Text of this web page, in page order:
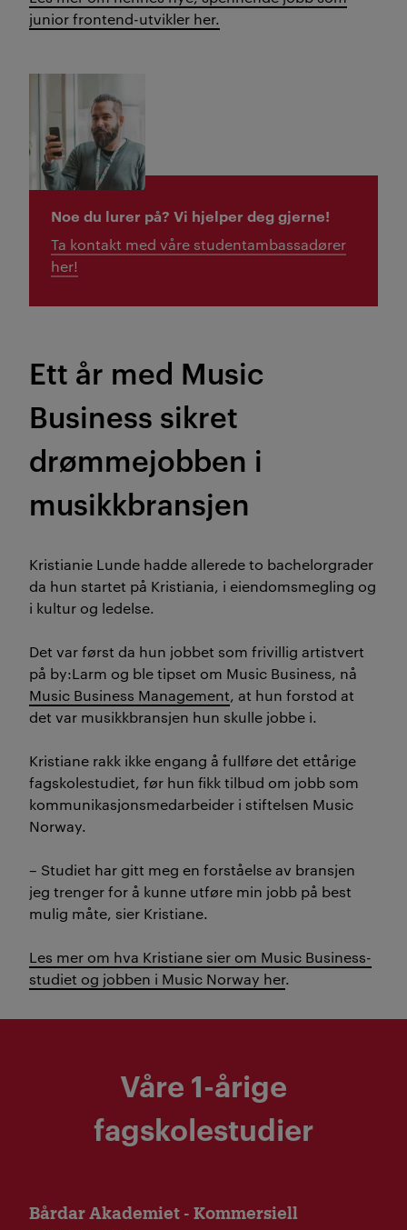
junior frontend-utvikler her.
Noe du lurer på? Vi hjelper deg gjerne!
Ta kontakt med våre studentambassadører
her!
Ett år med Music
Business sikret
drømmejobben i
musikkbransjen
Kristianie Lunde hadde allerede to bachelorgrader
da hun startet på Kristiania, i eiendomsmegling og
i kultur og ledelse.
Det var først da hun jobbet som frivillig artistvert
på by:Larm og ble tipset om Music Business, nå
Music Business Management, at hun forstod at
det var musikkbransjen hun skulle jobbe i.
Kristiane rakk ikke engang å fullføre det ettårige
fagskolestudiet, før hun fikk tilbud om jobb som
kommunikasjonsmedarbeider i stiftelsen Music
Norway.
– Studiet har gitt meg en forståelse av bransjen
jeg trenger for å kunne utføre min jobb på best
mulig måte, sier Kristiane.
Les mer om hva Kristiane sier om Music Business-
studiet og jobben i Music Norway her.
Våre 1-årige
fagskolestudier
Bårdar Akademiet - Kommersiell